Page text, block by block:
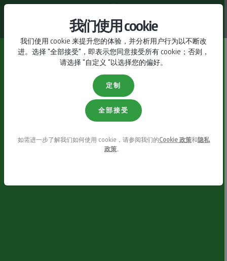
我们使用 cookie
我们使用 cookie 来提升您的体验，并分析用户行为以不断改
进。选择 "全部接受"，即表示您同意接受所有 cookie；否则，
请选择 "自定义 "以选择您的偏好。
定制
全部接受
如需进一步了解我们如何使用 cookie，请参阅我们的Cookie 政策和隐私
政策。